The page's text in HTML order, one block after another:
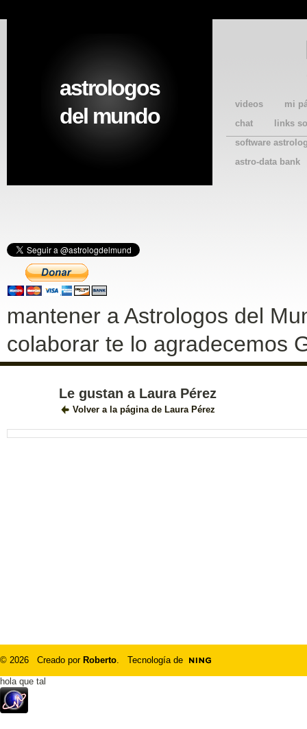
videos
mi
chat
links
software
astro-data bank
astrologos
del mundo
mantener a Astrologos del
colaborar te lo agradecemos
Le gustan a Laura Pérez
Volver a la página de Laura Pérez
© 2026 Creado por Roberto. Tecnología de
hola que tal